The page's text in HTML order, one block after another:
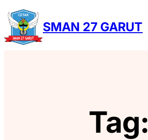
Skip
to
content
SMAN 27 GARUT
Tag: